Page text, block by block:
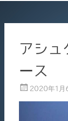
アシュ
ース
2020年1月